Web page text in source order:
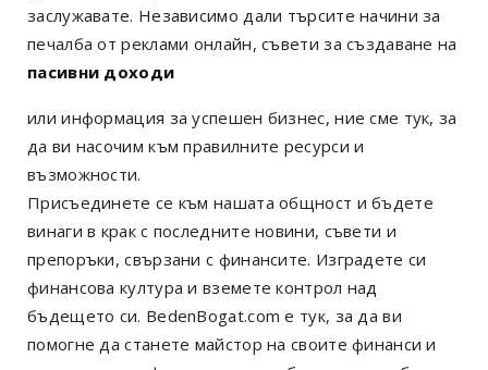
заслужавате. Независимо дали търсите начини за
печалба от реклами онлайн, съвети за създаване на
пасивни доходи
или информация за успешен бизнес, ние сме тук, за
да ви насочим към правилните ресурси и
възможности.
Присъединете се към нашата общност и бъдете
винаги в крак с последните новини, съвети и
препоръки, свързани с финансите. Изградете си
финансова култура и вземете контрол над
бъдещето си. BedenBogat.com е тук, за да ви
помогне да станете майстор на своите финанси и